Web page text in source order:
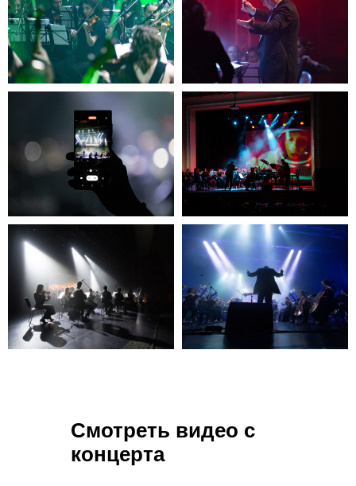
Смотреть видео с
концерта